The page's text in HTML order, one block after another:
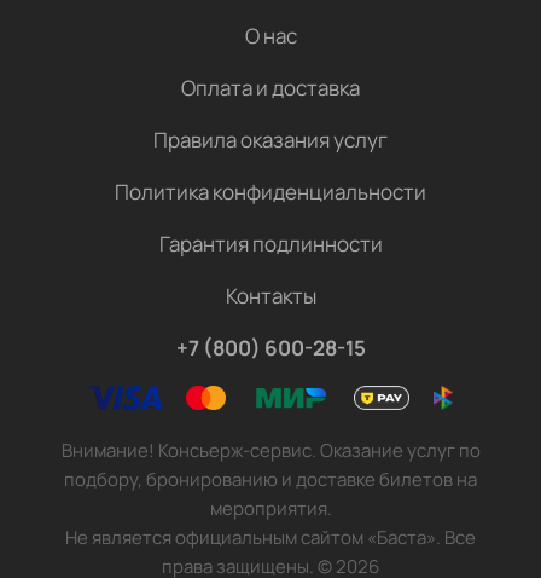
О нас
Оплата и доставка
Правила оказания услуг
Политика конфиденциальности
Гарантия подлинности
Контакты
+7 (800) 600-28-15
Внимание! Консьерж-сервис. Оказание услуг по
подбору, бронированию и доставке билетов на
мероприятия.
Не является официальным сайтом «Баста». Все
права защищены.©2026